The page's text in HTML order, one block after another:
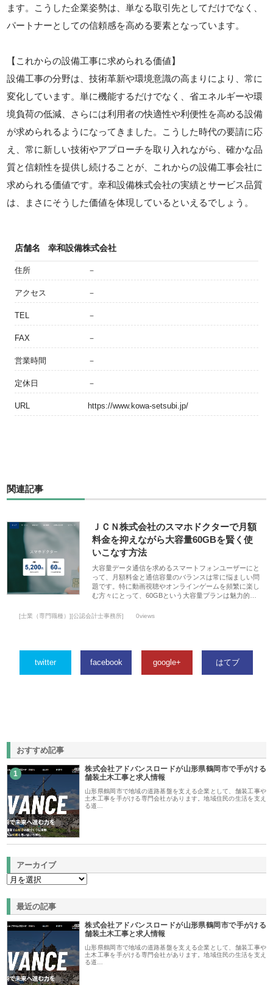
ます。こうした企業姿勢は、単なる取引先としてだけでなく、
パートナーとしての信頼感を高める要素となっています。
【これからの設備工事に求められる価値】
設備工事の分野は、技術革新や環境意識の高まりにより、常に
変化しています。単に機能するだけでなく、省エネルギーや環
境負荷の低減、さらには利用者の快適性や利便性を高める設備
が求められるようになってきました。こうした時代の要請に応
え、常に新しい技術やアプローチを取り入れながら、確かな品
質と信頼性を提供し続けることが、これからの設備工事会社に
求められる価値です。幸和設備株式会社の実績とサービス品質
は、まさにそうした価値を体現しているといえるでしょう。
店舗名 幸和設備株式会社
住所 －
アクセス －
TEL －
FAX －
営業時間 －
定休日 －
URL https://www.kowa-setsubi.jp/
関連記事
ＪＣＮ株式会社のスマホドクターで月額
料金を抑えながら大容量60GBを賢く使
いこなす方法
大容量データ通信を求めるスマートフォンユーザーにと
って、月額料金と通信容量のバランスは常に悩ましい問
題です。特に動画視聴やオンラインゲームを頻繁に楽し
む方々にとって、60GBという大容量プランは魅力的…
[士業（専門職種）][公認会計士事務所] 0views
twitter facebook google+ はてブ
おすすめ記事
1
株式会社アドバンスロードが山形県鶴岡市で手がける
舗装土木工事と求人情報
山形県鶴岡市で地域の道路基盤を支える企業として、舗装工事や
土木工事を手がける専門会社があります。地域住民の生活を支え
る道…
アーカイブ
最近の記事
株式会社アドバンスロードが山形県鶴岡市で手がける
舗装土木工事と求人情報
山形県鶴岡市で地域の道路基盤を支える企業として、舗装工事や
土木工事を手がける専門会社があります。地域住民の生活を支え
る道…